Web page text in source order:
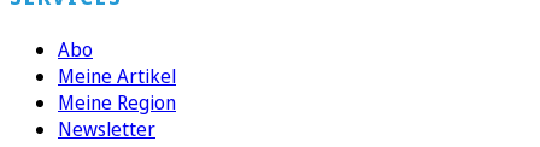
Abo
Meine Artikel
Meine Region
Newsletter